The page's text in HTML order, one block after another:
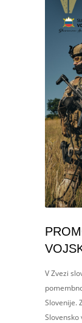
V Zvezi
Slovenije.